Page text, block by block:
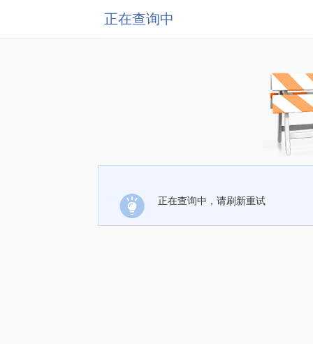
正在查询中
正在查询中，请刷新重试